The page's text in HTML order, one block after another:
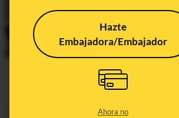
Hazte
Embajadora/Embajador
Ahora no
Manchitas blancas en las
relación entre los
la orina y lavarse el pelo
llega el 80º consultorio
Maldita Ciencia